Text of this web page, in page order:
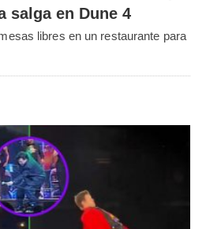
salga en Dune 4
libres en un restaurante para